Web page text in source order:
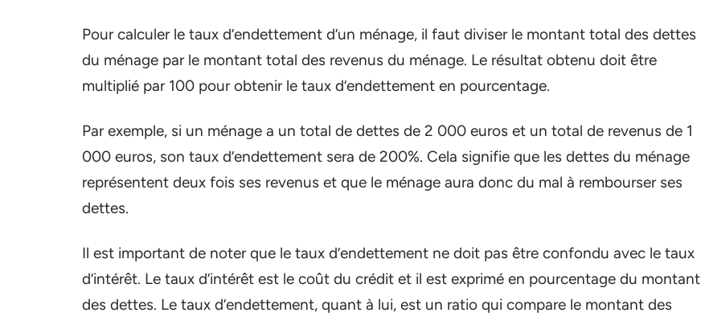
Pour calculer le taux d’endettement d’un ménage, il faut diviser le montant total des dettes
du ménage par le montant total des revenus du ménage. Le résultat obtenu doit être
multiplié par 100 pour obtenir le taux d’endettement en pourcentage.
Par exemple, si un ménage a un total de dettes de 2 000 euros et un total de revenus de 1
000 euros, son taux d’endettement sera de 200%. Cela signifie que les dettes du ménage
représentent deux fois ses revenus et que le ménage aura donc du mal à rembourser ses
dettes.
Il est important de noter que le taux d’endettement ne doit pas être confondu avec le taux
d’intérêt. Le taux d’intérêt est le coût du crédit et il est exprimé en pourcentage du montant
des dettes. Le taux d’endettement, quant à lui, est un ratio qui compare le montant des